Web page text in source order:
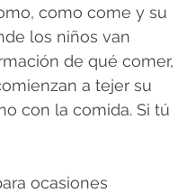
como come y su
los niños van
de qué comer,
a tejer su
con la comida. Si tú
ocasiones